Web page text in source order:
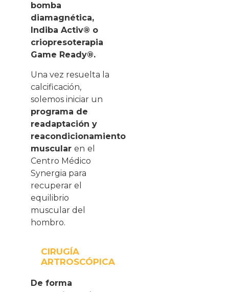
bomba
diamagnética,
Indiba Activ® o
criopresoterapia
Game Ready®.
Una vez resuelta la
calcificación,
solemos iniciar un
programa de
readaptación y
reacondicionamiento
muscular en el
Centro Médico
Synergia para
recuperar el
equilibrio
muscular del
hombro.
CIRUGÍA
ARTROSCÓPICA
De forma